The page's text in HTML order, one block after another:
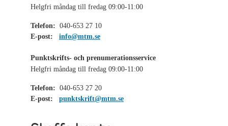
Helgfri måndag till fredag 09:00-11:00
Telefon: 040-653 27 10
E-post:
info@mtm.se
Punktskrifts- och prenumerationsservice
Helgfri måndag till fredag 09:00-11:00
Telefon: 040-653 27 20
E-post:
punktskrift@mtm.se